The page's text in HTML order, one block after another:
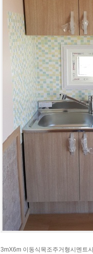
3mX6m 이동식목조주거형시멘트